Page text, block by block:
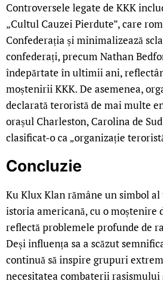
Controversele legate de KKK
„Cultul Cauzei Pierdute”, care
Confederația și minimalizează
confederați, precum Nathan
îndepărtate în ultimii ani,
moștenirii KKK. De asemenea,
declarată teroristă de mai multe
orașul Charleston, Carolina de
clasificat-o ca „organizație
Concluzie
Ku Klux Klan rămâne un simbol
istoria americană, cu o moștenire
reflectă problemele profunde de
Deși influența sa a scăzut
continuă să inspire grupuri
necesitatea combaterii